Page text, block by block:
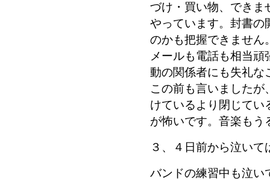
づけ・買い物、できま
やっています。封書の
のかも把握できません
メールも電話も相当
動の関係者にも失礼な
この前も言いました
けているより閉じてい
が怖いです。音楽もう
３、４日前から泣いて
バンドの練習中も泣い